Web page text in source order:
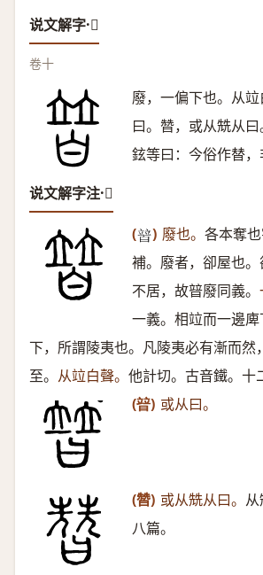
说文解字·𤾕
卷十
廢，一偏下也。从
曰。㬱，或从兟从
鉉等曰：今俗作替
说文解字注·𤾕
(𤾕 ) 廢也。 各本奪
補。廢者，卻屋也
不居，故暜廢同義。
一義。相竝而一邊
下，所謂陵夷也。凡陵夷必有漸而然
至。 从竝白聲。 他計切。古音鐵。十
(暜) 或从曰。
(㬱) 或从兟从曰。
八篇。